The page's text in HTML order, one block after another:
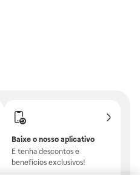
Baixe o nosso aplicativo
E tenha descontos e
benefícios exclusivos!